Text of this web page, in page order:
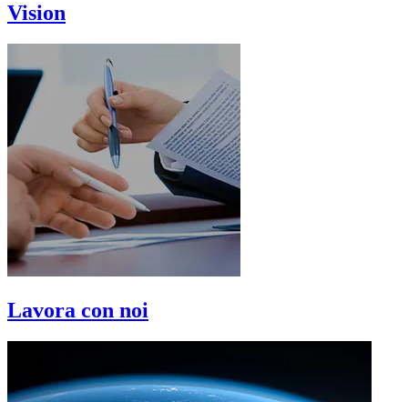
Vision
Lavora con noi